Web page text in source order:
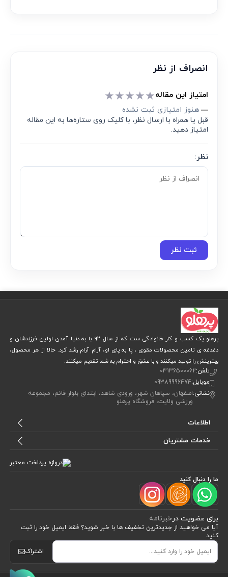
انصراف از نظر
امتیاز این مقاله★
★
★
★
★
— هنوز امتیازی ثبت نشده
قبل یا همراه با ارسال نظر، با کلیک روی ستاره‌ها به این مقاله
امتیاز دهید.
نظر:
ثبت نظر
پرهلو یک کسب و کار خانوادگی ست که از سال 92 با به دنیا آمدن اولین فرزندشان و
دغدغه ی تامین محصولات مقوی ، پا به پای او، آرام آرام رشد کرد. حالا از هر محصول،
بهترینش را تولید میکنند و با عشق و احترام به شما تقدیم میکنند.
تلفن:03136500062
موبایل:09389996474
نشانی:اصفهان، سپاهان شهر، ورودی شاهد، ابتدای بلوار قائم، مجموعه
ورزشی ولایت، فروشگاه پرهلو
اطلاعات
خدمات مشتریان
ما را دنبال کنید
برای عضویت درخبرنامه
آیا می خواهید از جدید‌ترین تخفیف‌ ها با‌ خبر شوید؟ فقط ایمیل خود را ثبت
کنید
اشتراک